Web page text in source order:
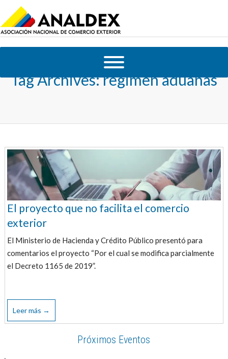
Tag Archives:regimen aduanas
El proyecto que no facilita el comercio
exterior
El Ministerio de Hacienda y Crédito Público presentó para
comentarios el proyecto “Por el cual se modifica parcialmente
el Decreto 1165 de 2019”.
Leer más →
Próximos Eventos